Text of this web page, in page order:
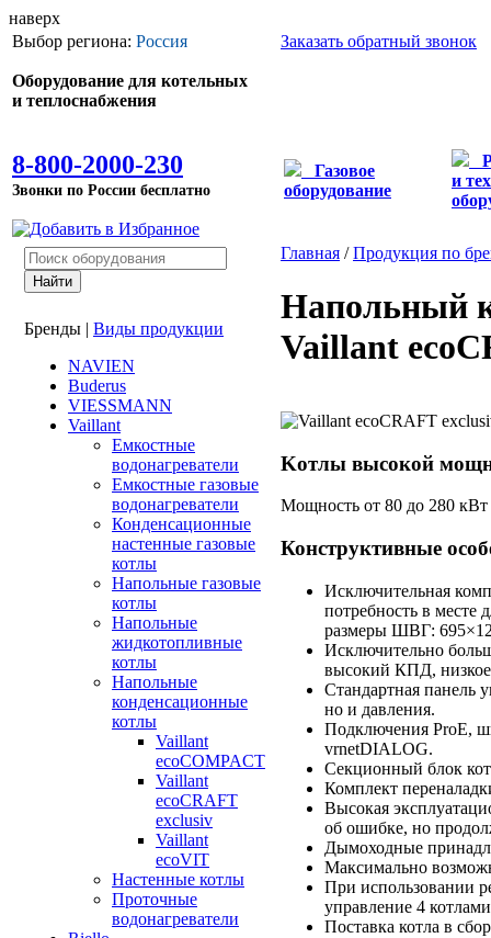
наверх
Выбор региона: Россия
Оборудование для котельных
и теплоснабжения
8-800-2000-230
Звонки по России бесплатно
Заказать обратный звонок
Газовое
оборудование
и
Бренды | Виды продукции
NAVIEN
Buderus
VIESSMANN
Vaillant
Емкостные
водонагреватели
Емкостные газовые
водонагреватели
Конденсационные
настенные газовые
котлы
Напольные газовые
котлы
Напольные
жидкотопливные
котлы
Напольные
конденсационные
котлы
Vaillant
ecoCOMPACT
Vaillant
ecoCRAFT
exclusiv
Vaillant
ecoVIT
Настенные котлы
Проточные
водонагреватели
Главная /Продукция по
Напольный
Vaillant
Kотлы высокой
Мощность от 80 до 280 кВт
Конструктивные
Исключительная
потребность в месте
размеры ШВГ:
Исключительно
высокий КПД, низкое
Стандартная панель
но и давления.
Подключения ProE,
vrnetDIALOG.
Секционный блок
Комплект
Высокая
об ошибке, но
Дымоходные
Максимально
При использовании
управление 4
Поставка котла в